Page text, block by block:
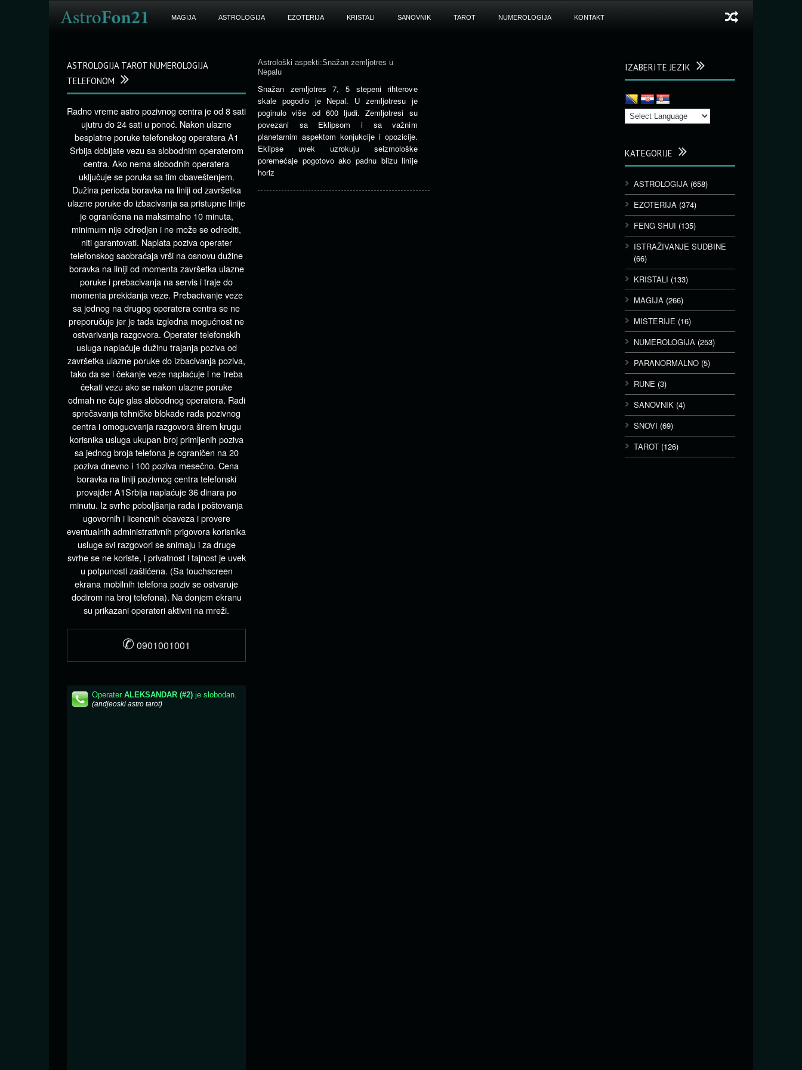
MAGIJA ASTROLOGIJA EZOTERIJA KRISTALI SANOVNIK TAROT NUMEROLOGIJA KONTAKT
Astrološki aspekti:Snažan zemljotres u
Nepalu
Snažan zemljotres 7, 5 stepeni rihterove
skale pogodio je Nepal. U zemljotresu je
poginulo više od 600 ljudi. Zemljotresi su
povezani sa Eklipsom i sa važnim
planetarnim aspektom konjukcije i opozicije.
Eklipse uvek uzrokuju seizmološke
poremećaje pogotovo ako padnu blizu linije
horiz
IZABERITE JEZIK
KATEGORIJE
ASTROLOGIJA (658)
EZOTERIJA (374)
FENG SHUI (135)
ISTRAŽIVANJE SUDBINE
(66)
KRISTALI (133)
MAGIJA (266)
MISTERIJE (16)
NUMEROLOGIJA (253)
PARANORMALNO (5)
RUNE (3)
SANOVNIK (4)
SNOVI (69)
TAROT (126)
ASTROLOGIJA TAROT NUMEROLOGIJA
TELEFONOM
Radno vreme astro pozivnog centra je od 8 sati
ujutru do 24 sati u ponoć. Nakon ulazne
besplatne poruke telefonskog operatera A1
Srbija dobijate vezu sa slobodnim operaterom
centra. Ako nema slobodnih operatera
uključuje se poruka sa tim obaveštenjem.
Dužina perioda boravka na liniji od završetka
ulazne poruke do izbacivanja sa pristupne linije
je ograničena na maksimalno 10 minuta,
minimum nije odredjen i ne može se odrediti,
niti garantovati. Naplata poziva operater
telefonskog saobraćaja vrši na osnovu dužine
boravka na liniji od momenta završetka ulazne
poruke i prebacivanja na servis i traje do
momenta prekidanja veze. Prebacivanje veze
sa jednog na drugog operatera centra se ne
preporučuje jer je tada izgledna mogućnost ne
ostvarivanja razgovora. Operater telefonskih
usluga naplaćuje dužinu trajanja poziva od
završetka ulazne poruke do izbacivanja poziva,
tako da se i čekanje veze naplaćuje i ne treba
čekati vezu ako se nakon ulazne poruke
odmah ne čuje glas slobodnog operatera. Radi
sprečavanja tehničke blokade rada pozivnog
centra i omogucvanja razgovora širem krugu
korisnika usluga ukupan broj primljenih poziva
sa jednog broja telefona je ograničen na 20
poziva dnevno i 100 poziva mesečno. Cena
boravka na liniji pozivnog centra telefonski
provajder A1Srbija naplaćuje 36 dinara po
minutu. Iz svrhe poboljšanja rada i poštovanja
ugovornih i licencnih obaveza i provere
eventualnih administrativnih prigovora korisnika
usluge svi razgovori se snimaju i za druge
svrhe se ne koriste, i privatnost i tajnost je uvek
u potpunosti zaštićena. (Sa touchscreen
ekrana mobilnih telefona poziv se ostvaruje
dodirom na broj telefona). Na donjem ekranu
su prikazani operateri aktivni na mreži.
✆ 0901001001